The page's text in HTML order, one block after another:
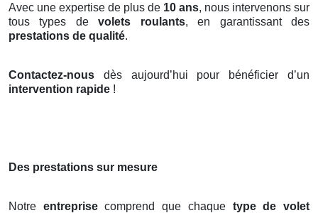
Avec une expertise de plus de 10 ans, nous intervenons sur
tous types devolets roulants, en garantissant des
prestations de qualité.
Contactez-nous dès aujourd’hui pour bénéficier d’un
intervention rapide !
Des prestations sur mesure
Notre entreprisecomprend que chaque type de volet